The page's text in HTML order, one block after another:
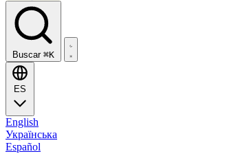
Buscar ⌘K
ES
English
Українська
Español